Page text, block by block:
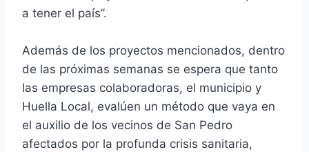
a tener el país”.
Además de los proyectos mencionados, dentro
de las próximas semanas se espera que tanto
las empresas colaboradoras, el municipio y
Huella Local, evalúen un método que vaya en
el auxilio de los vecinos de San Pedro
afectados por la profunda crisis sanitaria,